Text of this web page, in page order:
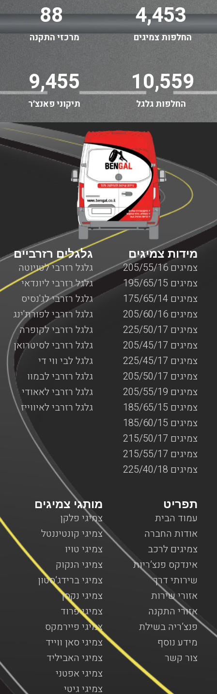
88
מרכזי התקנה
4,453
החלפות צמיגים
9,455
תיקוני פאנצ׳ר
10,559
החלפות גלגל
גלגלים רזרביים
גלגל רזרבי לטויוטה
גלגל רזרבי ליונדאי
גלגל רזרבי לג'נסיס
גלגל רזרבי לפורת'ינג
גלגל רזרבי לקופרה
גלגל רזרבי לסיטרואן
גלגל לבי ווי די
גלגל רזרבי לבמוו
גלגל רזרבי לאאודי
גלגל רזרבי לאיווייז
מידות צמיגים
צמיגים 205/55/16
צמיגים 195/65/15
צמיגים 175/65/14
צמיגים 205/60/16
צמיגים 225/50/17
צמיגים 205/45/17
צמיגים 225/45/17
צמיגים 205/50/17
צמיגים 205/55/19
צמיגים 185/65/15
צמיגים 185/60/15
צמיגים 215/50/17
צמיגים 215/55/17
צמיגים 225/40/18
מותגי צמיגים
צמיגי פלקן
צמיגי קונטיננטל
צמיגי טויו
צמיגי הנקוק
צמיגי ברידג’סטון
צמיגי נקסן
צמיגי פרוד
צמיגי פיירמקס
צמיגי סאן ווייד
צמיגי האביליד
צמיגי אפטני
צמיגי גיטי
תפריט
עמוד הבית
אודות החברה
צמיגים לרכב
אינדקס פנצ’ריות
שירותי דרך
אזורי שירות
אזורי התקנה
פנצ’ריה בשילת
מידע נוסף
צור קשר